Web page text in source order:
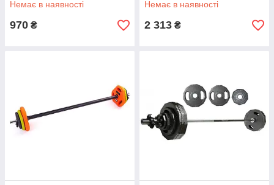
Немає в наявності
970 ₴
Немає в наявності
2 313 ₴